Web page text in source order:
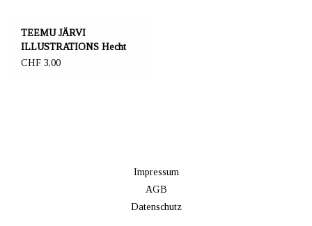
TEEMU JÄRVI
ILLUSTRATIONS Hecht
Postkarte
CHF 3,00
Impressum
AGB
Datenschutz